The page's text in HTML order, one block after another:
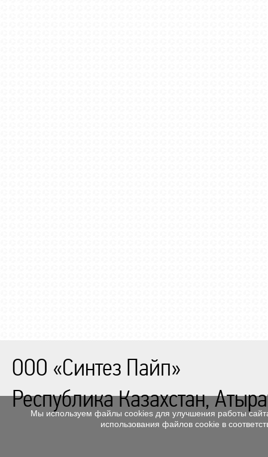
ООО «Синтез Пайп»
Республика Казахстан,
Мы используем файлы cookies для улучшения работы
использования файлов cookie в